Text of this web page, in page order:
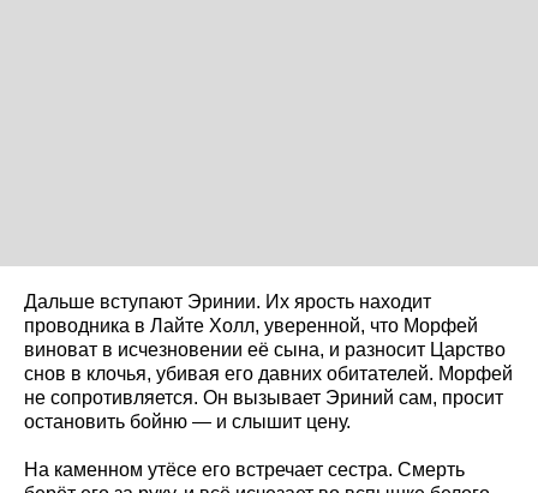
Дальше вступают Эринии. Их ярость находит
проводника в Лайте Холл, уверенной, что Морфей
виноват в исчезновении её сына, и разносит Царство
снов в клочья, убивая его давних обитателей. Морфей
не сопротивляется. Он вызывает Эриний сам, просит
остановить бойню — и слышит цену.
На каменном утёсе его встречает сестра. Смерть